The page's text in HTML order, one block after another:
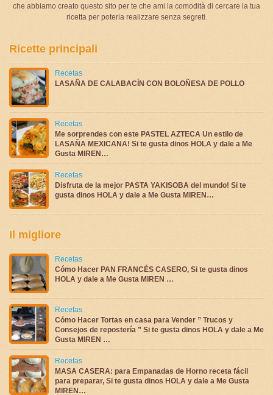
che abbiamo creato questo sito per te che ami la comodità di cercare la tua
ricetta per poterla realizzare senza segreti.
Ricette principali
Recetas
LASAÑA DE CALABACÍN CON BOLOÑESA DE POLLO
Recetas
Me sorprendes con este PASTEL AZTECA Un estilo de
LASAÑA MEXICANA! Si te gusta dinos HOLA y dale a Me
Gusta MIREN…
Recetas
Disfruta de la mejor PASTA YAKISOBA del mundo! Si te
gusta dinos HOLA y dale a Me Gusta MIREN…
Il migliore
Recetas
Cómo Hacer PAN FRANCÉS CASERO, Si te gusta dinos
HOLA y dale a Me Gusta MIREN …
Recetas
Cómo Hacer Tortas en casa para Vender ” Trucos y
Consejos de repostería ” Si te gusta dinos HOLA y dale a Me
Gusta MIREN …
Recetas
MASA CASERA: para Empanadas de Horno receta fácil
para preparar, Si te gusta dinos HOLA y dale a Me Gusta
MIREN…